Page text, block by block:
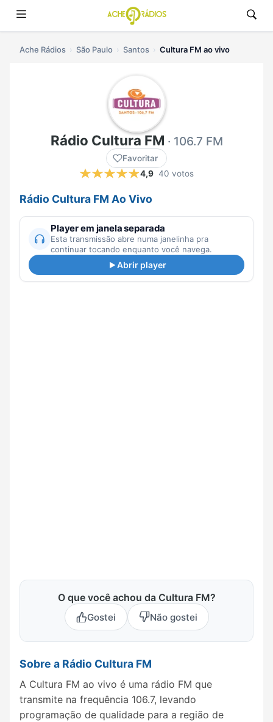
Ache Rádios São Paulo Santos Cultura FM ao vivo
Rádio Cultura FM · 106.7 FM
Favoritar
4,9 40 votos
Rádio Cultura FM Ao Vivo
Player em janela separada
Esta transmissão abre numa janelinha pra
continuar tocando enquanto você navega.
Abrir player
O que você achou da Cultura FM?
Gostei Não gostei
Sobre a Rádio Cultura FM
A Cultura FM ao vivo é uma rádio FM que
transmite na frequência 106.7, levando
programação de qualidade para a região de